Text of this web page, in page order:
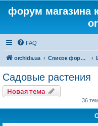
форум магазина
FAQ
orchids.ua Список форумов
Садовые растения
Новая тема
36